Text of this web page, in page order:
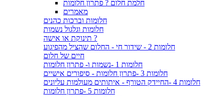
חלמת חלום ? פתרון חלומות
מאמרים
חלומות וברכות כהנים
חלומות וגלגול נשמות
תינוקת או אישה ?
חלומות 2 - שידור חי - החלום שהציל מהפיגוע
חיים של חלום
חלומות 1 -נשמות ו- פתרון חלומות
חלומות 3 -פתרון חלומות - סיפורים אישיים
חלומות 4 -החיידק הטורף - איתותים מעולמות עליונים
חלומות 5 -פתרון חלומות